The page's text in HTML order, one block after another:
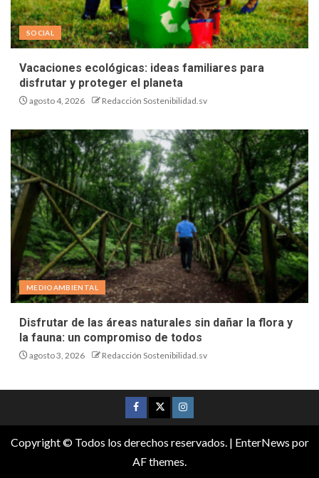
SOCIAL
Vacaciones ecológicas: ideas familiares para
disfrutar y proteger el planeta
agosto 4, 2026 Redacción Sostenibilidad.sv
MEDIOAMBIENTAL
Disfrutar de las áreas naturales sin dañar la flora y
la fauna: un compromiso de todos
agosto 3, 2026 Redacción Sostenibilidad.sv
Copyright © Todos los derechos reservados. | EnterNews por
AF themes.